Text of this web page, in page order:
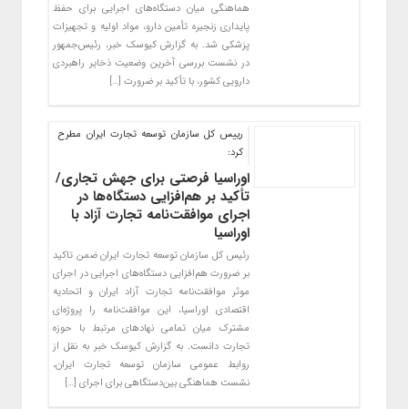
هماهنگی میان دستگاه‌های اجرایی برای حفظ
پایداری زنجیره تأمین دارو، مواد اولیه و تجهیزات
پزشکی شد. به گزارش کیوسک خبر، رئیس‌جمهور
در نشست بررسی آخرین وضعیت ذخایر راهبردی
دارویی کشور، با تأکید بر ضرورت […]
رییس کل سازمان توسعه تجارت ایران مطرح
کرد:
اوراسیا فرصتی برای جهش تجاری/
تأکید بر هم‌افزایی دستگاه‌ها در
اجرای موافقت‌نامه تجارت آزاد با
اوراسیا
رئیس کل سازمان توسعه تجارت ایران ضمن تاکید
بر ضرورت هم‌افزایی دستگاه‌های اجرایی در اجرای
موثر موافقت‌نامه تجارت آزاد ایران و اتحادیه
اقتصادی اوراسیا، این موافقت‌نامه را پروژه‌ای
مشترک میان تمامی نهادهای مرتبط با حوزه
تجارت دانست. به گزارش کیوسک خبر به نقل از
روابط عمومی سازمان توسعه تجارت ایران،
نشست هماهنگی بین‌دستگاهی برای اجرای […]